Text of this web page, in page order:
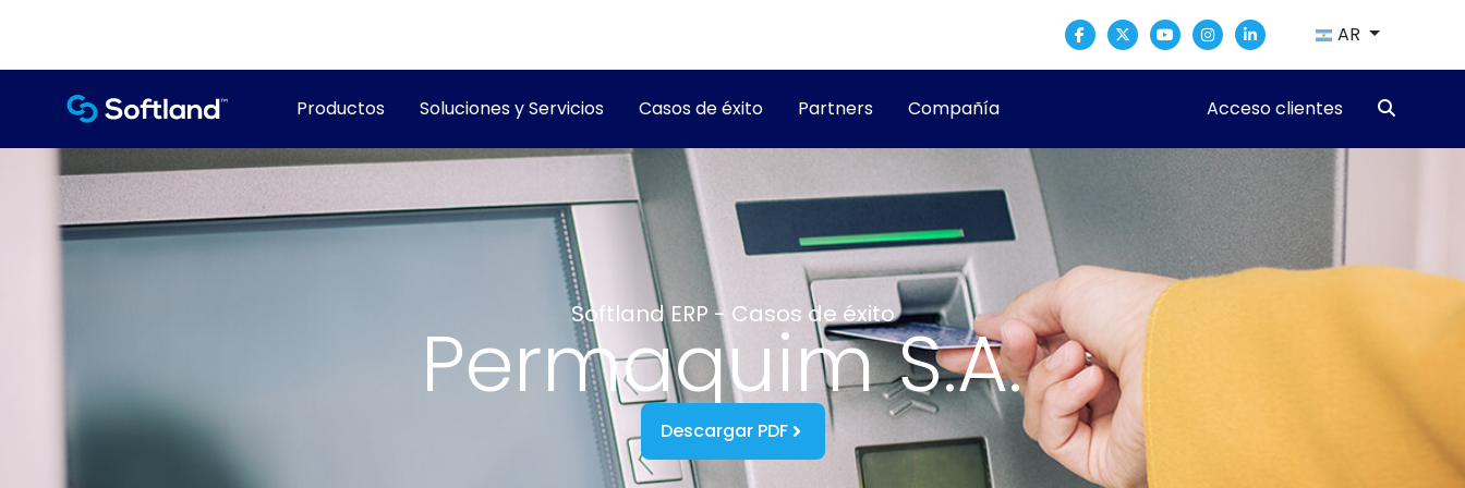
AR
Productos Soluciones y Servicios Casos de éxito Partners Compañía Acceso clientes
Softland ERP - Casos de éxito
Permaquim S.A.
Descargar PDF